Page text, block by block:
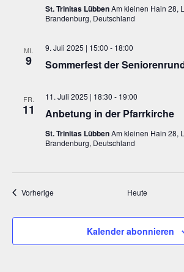
St. Trinitas LübbenAm kleinen Hain 28,
Brandenburg, Deutschland
MI.
9 Sommerfest der
9. Juli 2025 | 15:00 - 18:00
FR.
11 Anbetung in der Pfarrkirche
11. Juli 2025 | 18:30 - 19:00
St. Trinitas LübbenAm kleinen Hain 28,
Brandenburg, Deutschland
VorherigeVeranstaltungen Heute
Kalender abonnieren